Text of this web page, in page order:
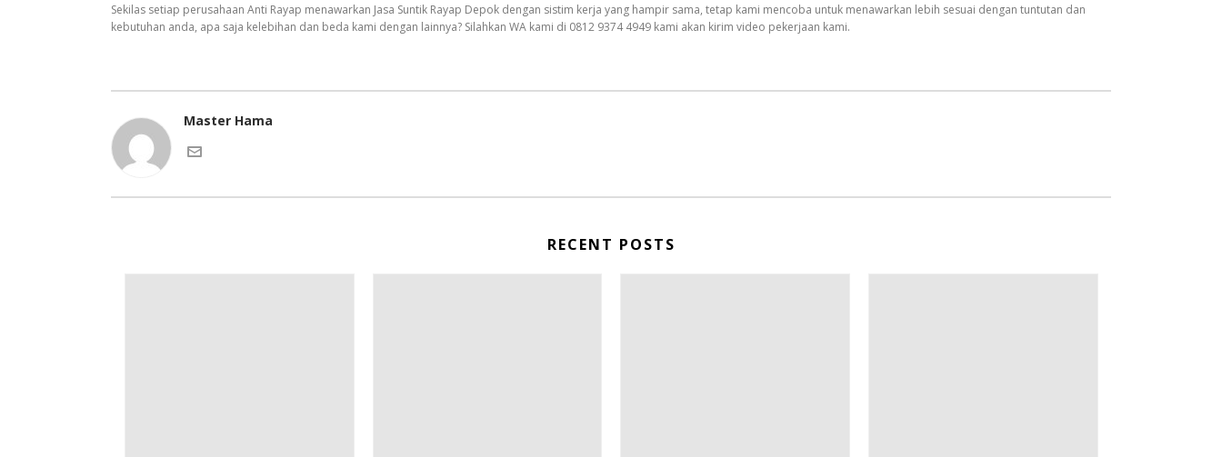
Sekilas setiap perusahaan Anti Rayap menawarkan Jasa Suntik Rayap Depok dengan sistim kerja yang hampir sama, tetap kami mencoba untuk menawarkan lebih sesuai dengan tuntutan dan
kebutuhan anda, apa saja kelebihan dan beda kami dengan lainnya? Silahkan WA kami di 0812 9374 4949 kami akan kirim video pekerjaan kami.
Master Hama
RECENT POSTS